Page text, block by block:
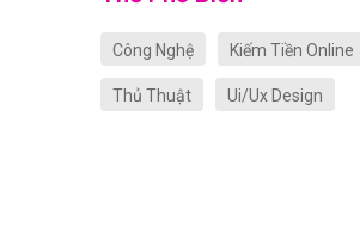
Công Nghệ Kiếm Tiền Online
Thủ Thuật Ui/Ux Design